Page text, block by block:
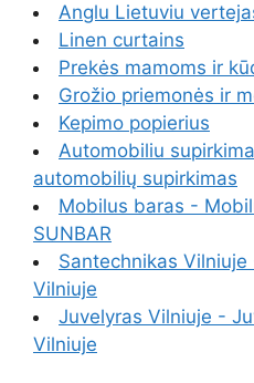
Anglu Lietuviu
Linen curtains
Prekės mamoms ir
Grožio priemonės ir
Kepimo popierius
Automobiliu
automobilių supirkimas
Mobilus baras -
SUNBAR
Santechnikas
Vilniuje
Juvelyras Vilniuje -
Vilniuje